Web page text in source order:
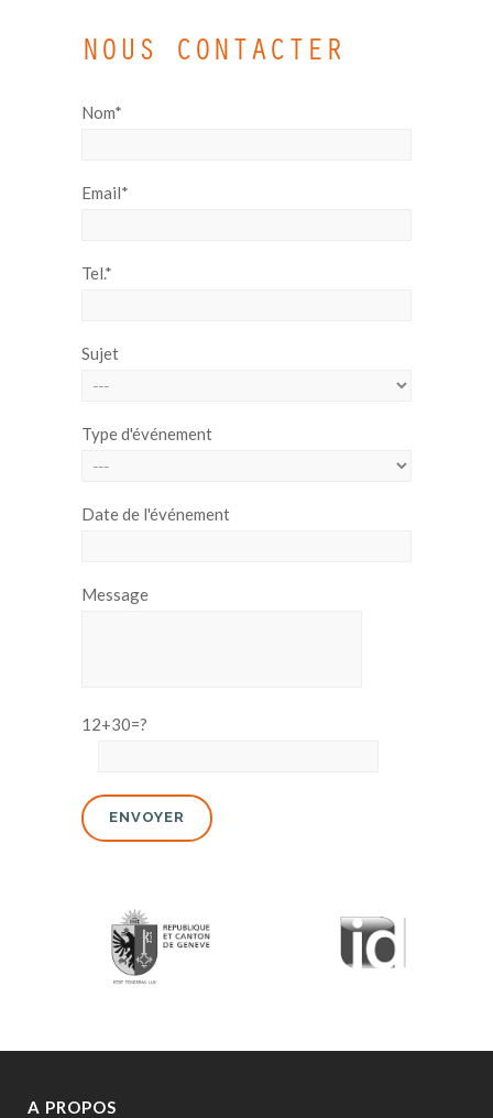
NOUS CONTACTER
Nom*
Email*
Tel.*
Sujet
Type d'événement
Date de l'événement
Message
12+30=?
A PROPOS